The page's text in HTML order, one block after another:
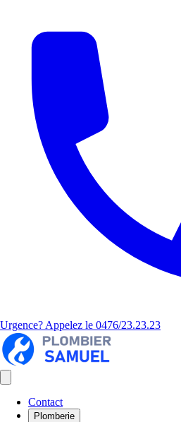
Urgence? Appelez le 0476/23.23.23
Contact
Plomberie